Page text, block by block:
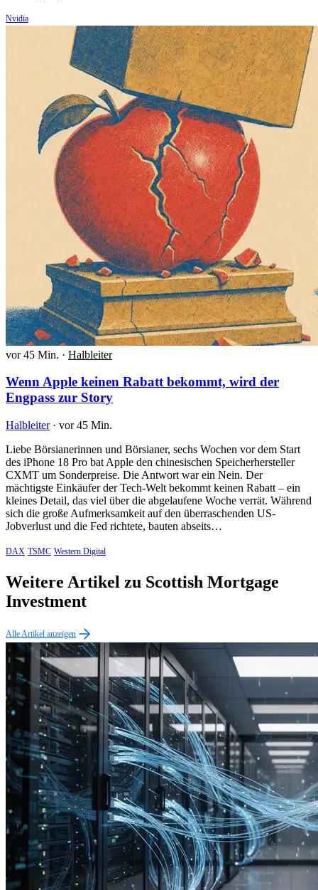
Nvidia
vor 45 Min. · Halbleiter
Wenn Apple keinen Rabatt bekommt, wird der
Engpass zur Story
Halbleiter · vor 45 Min.
Liebe Börsianerinnen und Börsianer, sechs Wochen vor dem Start
des iPhone 18 Pro bat Apple den chinesischen Speicherhersteller
CXMT um Sonderpreise. Die Antwort war ein Nein. Der
mächtigste Einkäufer der Tech-Welt bekommt keinen Rabatt – ein
kleines Detail, das viel über die abgelaufene Woche verrät. Während
sich die große Aufmerksamkeit auf den überraschenden US-
Jobverlust und die Fed richtete, bauten abseits…
DAX TSMC Western Digital
Weitere Artikel zu Scottish Mortgage
Investment
Alle Artikel anzeigen